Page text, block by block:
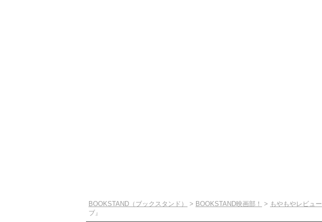
BOOKSTAND（ブックスタンド） > BOOKSTAND映画部！ > もやもやレビュー
ブ』